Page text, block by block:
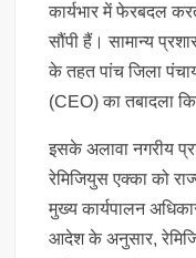
कार्यभार में फेरबदल
सौंपी हैं। सामान्य
के तहत पांच जिला
(CEO) का तबादला
इसके अलावा नगरीय
रेमिजियुस एक्का को
मुख्य कार्यपालन
आदेश के अनुसार,